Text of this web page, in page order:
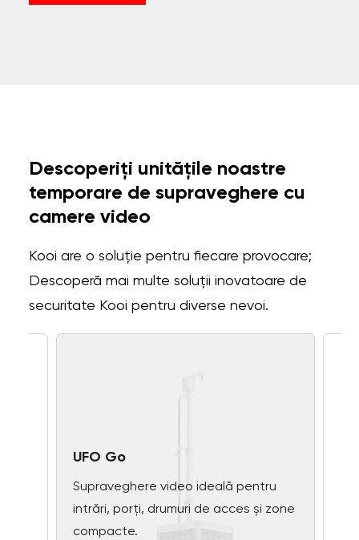
Descoperiți unitățile noastre
temporare de supraveghere cu
camere video
Kooi are o soluție pentru fiecare provocare;
Descoperă mai multe soluții inovatoare de
securitate Kooi pentru diverse nevoi.
UFO Go
Supraveghere video ideală pentru
intrări, porți, drumuri de acces și zone
compacte.